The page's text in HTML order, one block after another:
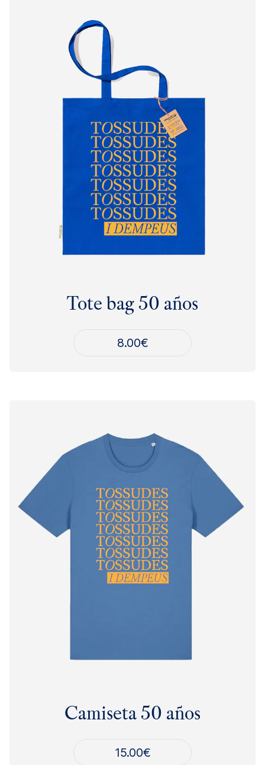
Tote bag 50 años
8.00€
Camiseta 50 años
15.00€